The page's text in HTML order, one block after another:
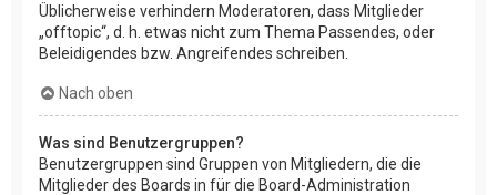
Üblicherweise verhindern Moderatoren, dass Mitglieder
„offtopic“, d. h. etwas nicht zum Thema Passendes, oder
Beleidigendes bzw. Angreifendes schreiben.
Nach oben
Was sind Benutzergruppen?
Benutzergruppen sind Gruppen von Mitgliedern, die die
Mitglieder des Boards in für die Board-Administration